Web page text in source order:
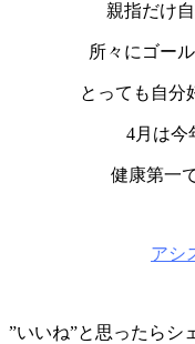
親指だけ
所々にゴー
とっても自分
4月は今
健康第一
アシ
”いいね”と思ったらシ